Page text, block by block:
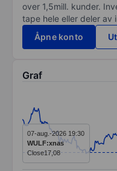
over 1,5mill. kunder.
tape hele eller deler av
Åpne konto
Graf
Line chart with 299
The chart has 1 X
The chart has 1 Y
07-aug.-2026 19:30
WULF:xnas
Close17,08